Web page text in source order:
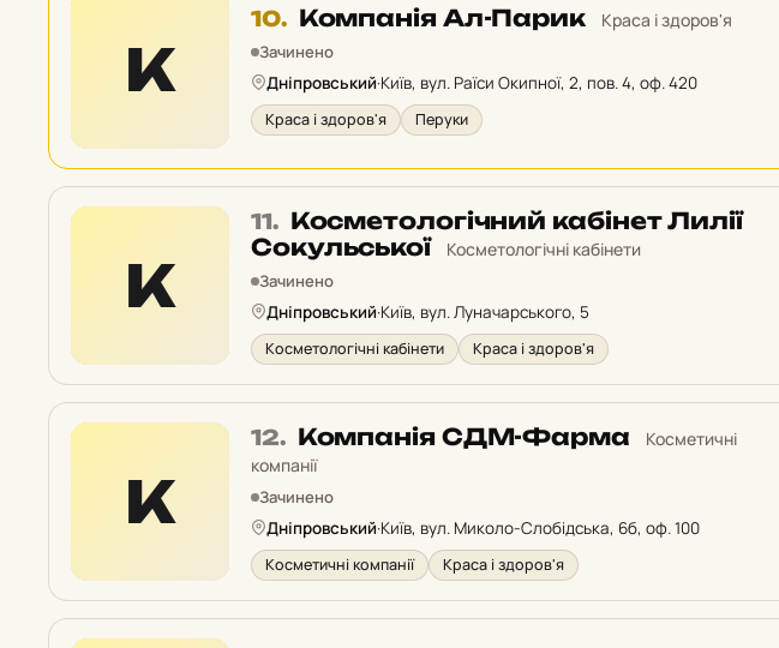
К
10. Місце
10
рейтингу:
Компанія Ал-Парик Краса і здоров'я
Зачинено
Дніпровський·Київ, вул. Раїси Окипної, 2, пов. 4, оф. 420
Краса і здоров'я Перуки
К
11. Місце
11
у
Косметологічний кабінет Лилії
Сокульської
Косметологічні кабінети
Зачинено
Дніпровський·Київ, вул. Луначарського, 5
Косметологічні кабінети Краса і здоров'я
К
12. Місце
12
у
Компанія СДМ-Фарма
Косметичні
компанії
Зачинено
Дніпровський·Київ, вул. Миколо-Слобідська, 6б, оф. 100
Косметичні компанії Краса і здоров'я